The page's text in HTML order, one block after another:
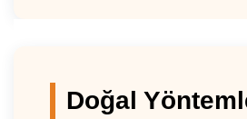
Doğal